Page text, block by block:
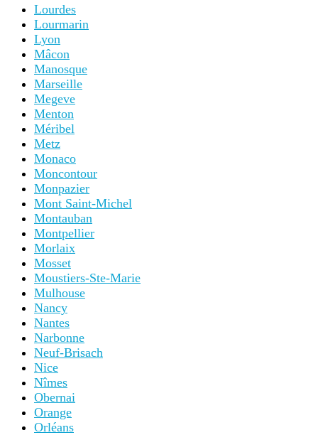
Lourdes
Lourmarin
Lyon
Mâcon
Manosque
Marseille
Megeve
Menton
Méribel
Metz
Monaco
Moncontour
Monpazier
Mont Saint-Michel
Montauban
Montpellier
Morlaix
Mosset
Moustiers-Ste-Marie
Mulhouse
Nancy
Nantes
Narbonne
Neuf-Brisach
Nice
Nîmes
Obernai
Orange
Orléans